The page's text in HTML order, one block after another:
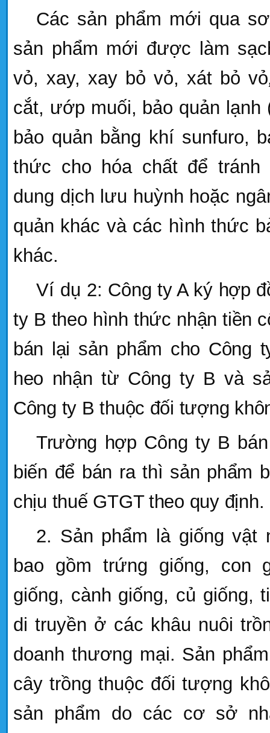
Các sản phẩm mới qua
sản phẩm mới được làm
vỏ, xay, xay bỏ vỏ, xát bỏ vỏ
cắt, ướp muối, bảo quản lạnh
bảo quản bằng khí sunfuro,
thức cho hóa chất để tránh
dung dịch lưu huỳnh hoặc
quản khác và các hình thức
khác.
Ví dụ 2: Công ty A ký hợp
ty B theo hình thức nhận tiền
bán lại sản phẩm cho Công
heo nhận từ Công ty B và
Công ty B thuộc đối tượng
Trường hợp Công ty B
biến để bán ra thì sản phẩm
chịu thuế GTGT theo quy định.
2. Sản phẩm là giống vật
bao gồm trứng giống, con
giống, cành giống, củ giống,
di truyền ở các khâu nuôi
doanh thương mại. Sản
cây trồng thuộc đối tượng
sản phẩm do các cơ sở